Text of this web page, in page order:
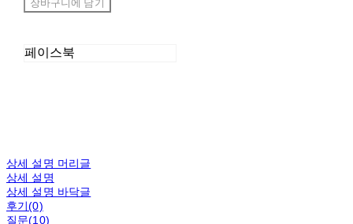
장바구니에 담기
페이스북
상세 설명 머리글
상세 설명
상세 설명 바닥글
후기(0)
질문(10)